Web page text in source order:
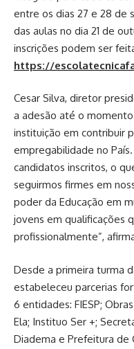
entre os dias 27 e 28 de
das aulas no dia 21 de
inscrições podem ser
https://
Cesar Silva, diretor
a adesão até o
instituição em contribuir
empregabilidade no País.
candidatos inscritos, o
seguirmos firmes em
poder da Educação em
jovens em qualificações
profissionalmente”,
Desde a primeira turma
estabeleceu parcerias
6 entidades: FIESP;
Ela; Instituo Ser +;
Diadema e Prefeitura de